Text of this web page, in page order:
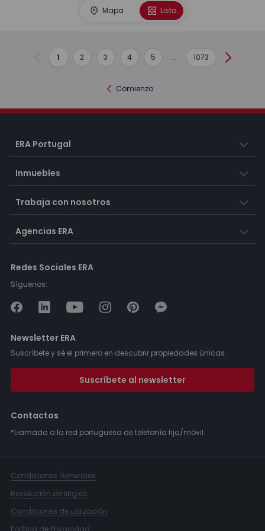
Mapa Lista
Anterior
1 2 3 4 5 ... 1073
Comienzo
ERA Portugal
Inmuebles
Trabaja con nosotros
Agencias ERA
Redes Sociales ERA
Síguenos:
Newsletter ERA
Suscríbete y sé el primero en descubrir propiedades únicas.
Suscríbete al newsletter
Contactos
*Llamada a la red portuguesa de telefonía fija/móvil.
Condiciones Generales
Resolución de litigios
Condiciones de utilización
Política de Privacidad